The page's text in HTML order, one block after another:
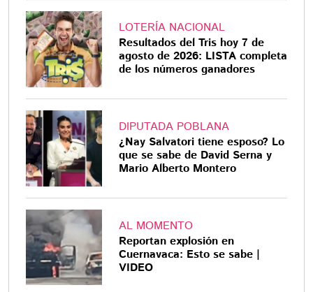
LOTERÍA NACIONAL
Resultados del Tris hoy 7 de
agosto de 2026: LISTA completa
de los números ganadores
DIPUTADA POBLANA
¿Nay Salvatori tiene esposo? Lo
que se sabe de David Serna y
Mario Alberto Montero
AL MOMENTO
Reportan explosión en
Cuernavaca: Esto se sabe |
VIDEO